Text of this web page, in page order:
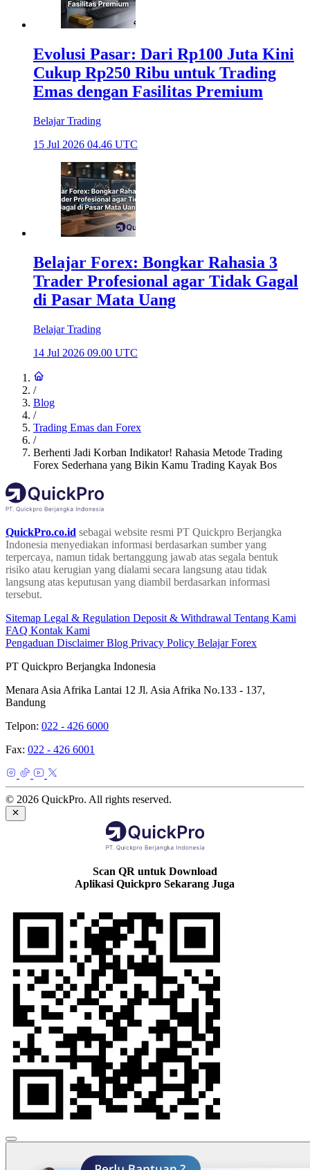
Evolusi Pasar: Dari Rp100 Juta Kini
Cukup Rp250 Ribu untuk Trading
Emas dengan Fasilitas Premium
Belajar Trading
15 Jul 2026 04.46 UTC
Belajar Forex: Bongkar Rahasia 3
Trader Profesional agar Tidak Gagal
di Pasar Mata Uang
Belajar Trading
14 Jul 2026 09.00 UTC
/
Blog
/
Trading Emas dan Forex
/
Berhenti Jadi Korban Indikator! Rahasia Metode Trading
Forex Sederhana yang Bikin Kamu Trading Kayak Bos
QuickPro.co.id sebagai website resmi PT Quickpro Berjangka
Indonesia menyediakan informasi berdasarkan sumber yang
terpercaya, namun tidak bertanggung jawab atas segala bentuk
risiko atau kerugian yang dialami secara langsung atau tidak
langsung atas keputusan yang diambil berdasarkan informasi
tersebut.
Sitemap Legal & Regulation Deposit & Withdrawal Tentang Kami
FAQ Kontak Kami
Pengaduan DisclaimerBlog Privacy Policy Belajar Forex
PT Quickpro Berjangka Indonesia
Menara Asia Afrika Lantai 12 Jl. Asia Afrika No.133 - 137,
Bandung
Telpon: 022 - 426 6000
Fax: 022 - 426 6001
© 2026 QuickPro. All rights reserved.
Scan QR untuk Download
Aplikasi Quickpro Sekarang Juga